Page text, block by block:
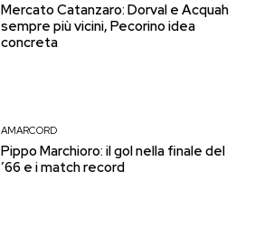
Mercato Catanzaro: Dorval e Acquah
sempre più vicini, Pecorino idea
concreta
AMARCORD
Pippo Marchioro: il gol nella finale del
’66 e i match record